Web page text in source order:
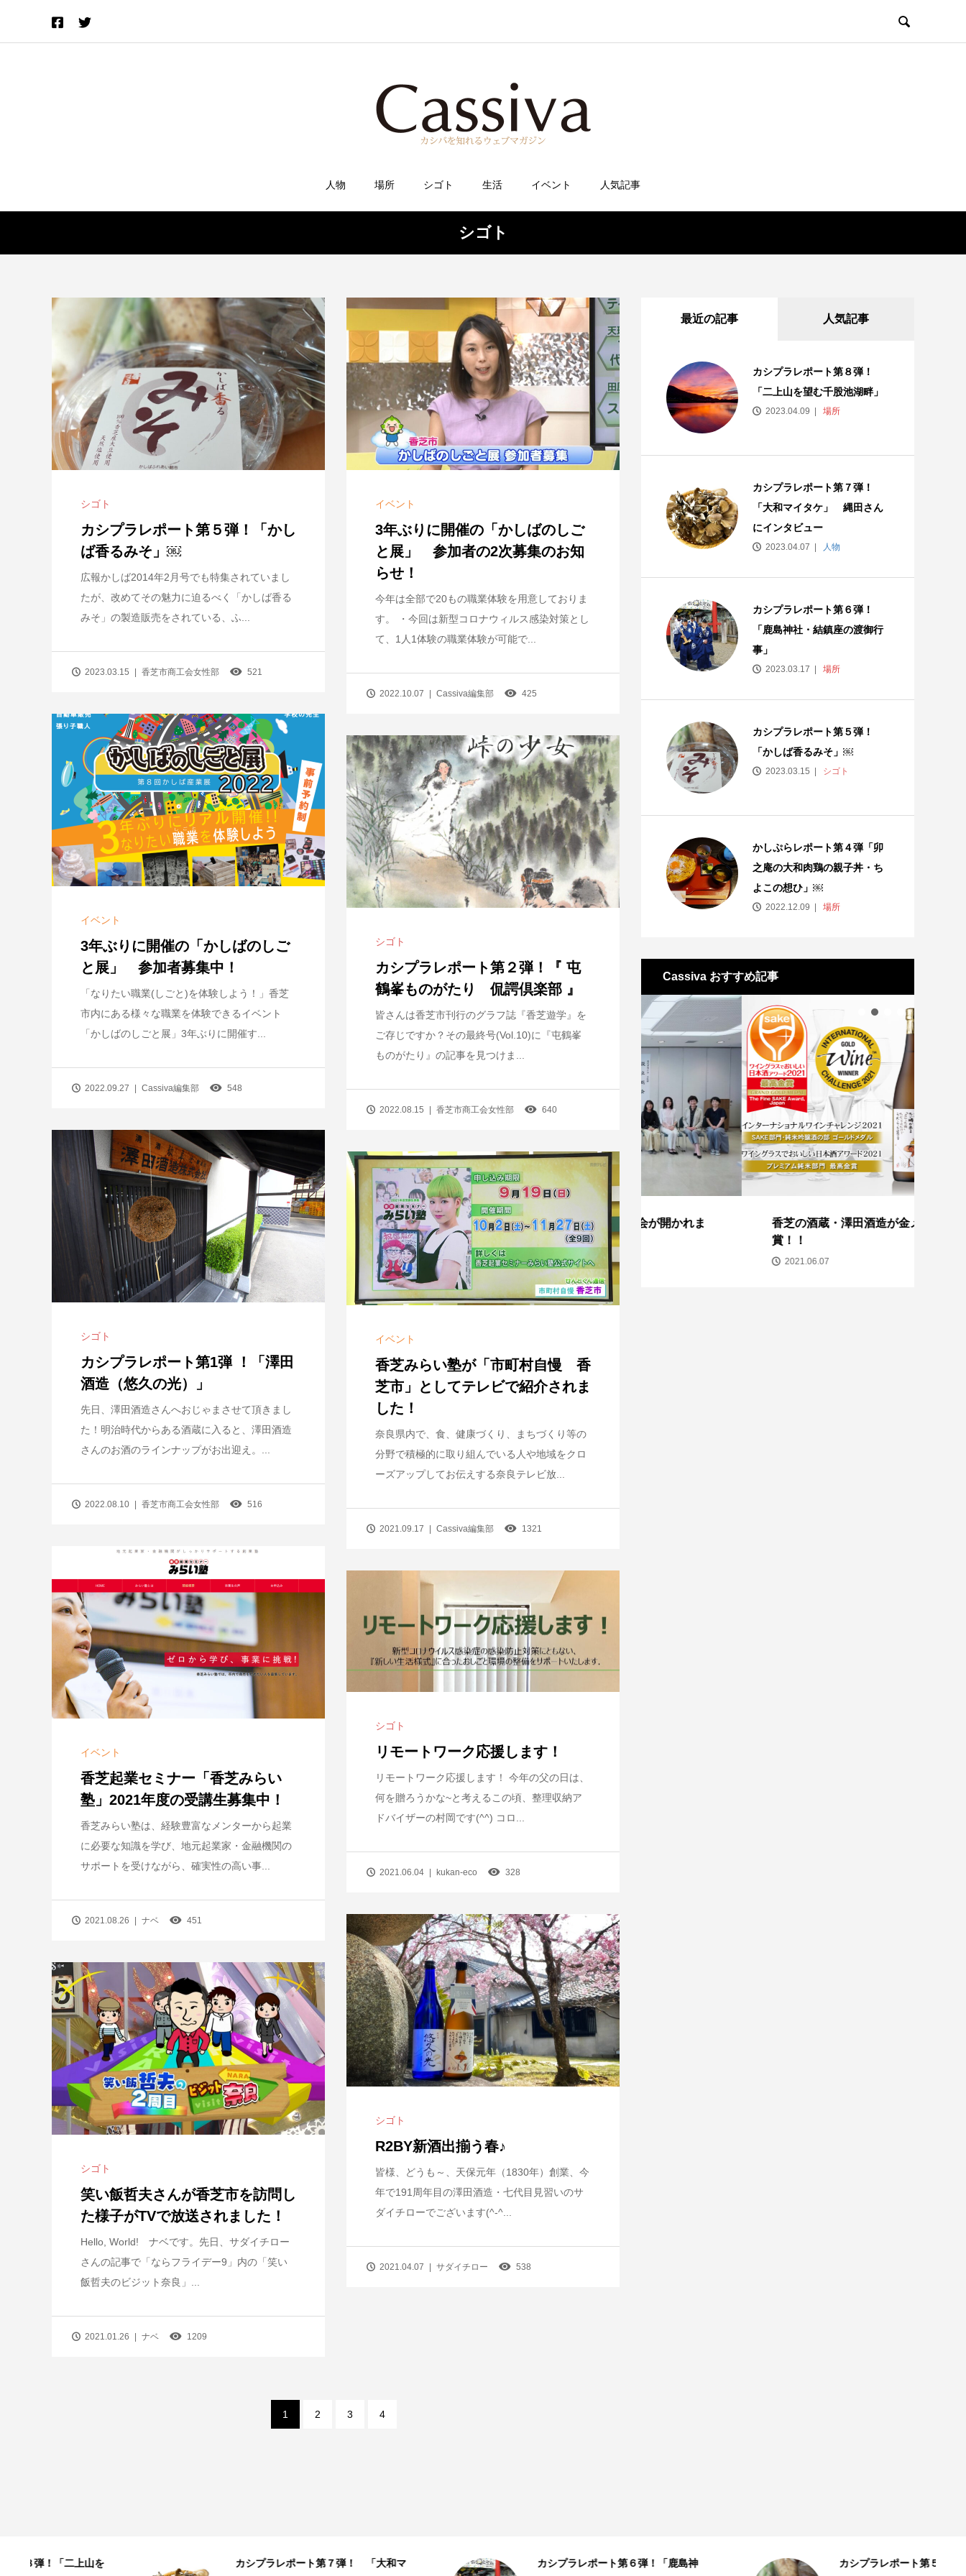

人物 場所 シゴト 生活 イベント 人気記事
シゴト
シゴト
カシプラレポート第５弾！「かし
ば香るみそ」￼
広報かしば2014年2月号でも特集されていまし
たが、改めてその魅力に迫るべく「かしば香る
みそ」の製造販売をされている、ふ...
2023.03.15 香芝市商工会女性部 521
イベント
3年ぶりに開催の「かしばのしご
と展」 参加者の2次募集のお知
らせ！
今年は全部で20もの職業体験を用意しておりま
す。 ・今回は新型コロナウィルス感染対策とし
て、1人1体験の職業体験が可能で...
2022.10.07 Cassiva編集部 425
イベント
3年ぶりに開催の「かしばのしご
と展」 参加者募集中！
「なりたい職業(しごと)を体験しよう！」香芝
市内にある様々な職業を体験できるイベント
「かしばのしごと展」3年ぶりに開催す...
2022.09.27 Cassiva編集部 548
シゴト
カシプラレポート第２弾！『 屯
鶴峯ものがたり 侃諤倶楽部 』
皆さんは香芝市刊行のグラフ誌『香芝遊学』を
ご存じですか？その最終号(Vol.10)に『屯鶴峯
ものがたり』の記事を見つけま...
2022.08.15 香芝市商工会女性部 640
シゴト
カシプラレポート第1弾 ！「澤田
酒造（悠久の光）」
先日、澤田酒造さんへおじゃまさせて頂きまし
た！明治時代からある酒蔵に入ると、澤田酒造
さんのお酒のラインナップがお出迎え。...
2022.08.10 香芝市商工会女性部 516
イベント
香芝みらい塾が「市町村自慢 香
芝市」としてテレビで紹介されま
した！
奈良県内で、食、健康づくり、まちづくり等の
分野で積極的に取り組んでいる人や地域をクロ
ーズアップしてお伝えする奈良テレビ放...
2021.09.17 Cassiva編集部 1321
イベント
香芝起業セミナー「香芝みらい
塾」2021年度の受講生募集中！
香芝みらい塾は、経験豊富なメンターから起業
に必要な知識を学び、地元起業家・金融機関の
サポートを受けながら、確実性の高い事...
2021.08.26 ナベ 451
シゴト
リモートワーク応援します！
リモートワーク応援します！ 今年の父の日は、
何を贈ろうかな~と考えるこの頃、整理収納ア
ドバイザーの村岡です(^^) コロ...
2021.06.04 kukan-eco 328
シゴト
R2BY新酒出揃う春♪
皆様、どうも～、天保元年（1830年）創業、今
年で191周年目の澤田酒造・七代目見習いのサ
ダイチローでございます(^-^...
2021.04.07 サダイチロー 538
シゴト
笑い飯哲夫さんが香芝市を訪問し
た様子がTVで放送されました！
Hello, World! ナベです。先日、サダイチロー
さんの記事で「ならフライデー9」内の「笑い
飯哲夫のビジット奈良」...
2021.01.26 ナベ 1209
1 2 3 4
最近の記事 人気記事
カシプラレポート第８弾！
「二上山を望む千股池湖畔」
2023.04.09 場所
カシプラレポート第７弾！
「大和マイタケ」 縄田さん
にインタビュー
2023.04.07 人物
カシプラレポート第６弾！
「鹿島神社・結鎮座の渡御行
事」
2023.03.17 場所
カシプラレポート第５弾！
「かしば香るみそ」￼
2023.03.15 シゴト
かしぷらレポート第４弾「卯
之庵の大和肉鶏の親子丼・ち
よこの想ひ」￼
2022.12.09 場所
Cassiva おすすめ記事
香芝にうまいもんあり！卯之庵の絶品親
子丼
2020.09.07
香芝市商工会女性部設立総会が開かれま
した！
2021.07.07
香芝の酒蔵・澤田酒造が金メダル受
カシプラレポート第７弾！ 「大和マ
カシプラレポート第６弾！「鹿島神
カシプラレポート第５弾！「かしば香